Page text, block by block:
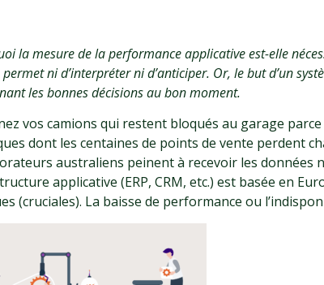
la mesure de la performance applicative est-elle
ni d’interpréter ni d’anticiper. Or, le but d’un
les bonnes décisions au bon moment.
vos camions qui restent bloqués au garage
dont les centaines de points de vente perdent
australiens peinent à recevoir les données
applicative (ERP, CRM, etc.) est basée en
(cruciales). La baisse de performance ou